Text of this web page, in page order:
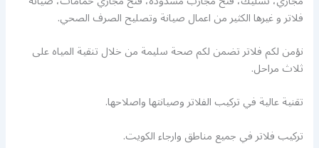
فلاتر و غيرها الكثير من اعمال صيانة وتصليح الصرف الصحي.
نؤمن لكم فلاتر تضمن لكم صحة سليمة من خلال تنقية المياه على
ثلاث مراحل.
تقنية عالية في تركيب الفلاتر وصيانتها واصلاحها.
تركيب فلاتر في جميع مناطق وارجاء الكويت.